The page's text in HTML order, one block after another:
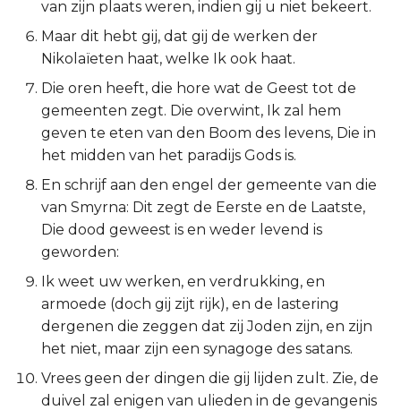
1 Kronieken
2 Kronieken
Ezra
Esther
Psalmen
Spreuken
Prediker
van zijn plaats weren, indien gij u niet bekeert.
Maar dit hebt gij, dat gij de werken der
Nikolaïeten haat, welke Ik ook haat.
Die oren heeft, die hore wat de Geest tot de
gemeenten zegt. Die overwint, Ik zal hem
geven te eten van den Boom des levens, Die in
het midden van het paradijs Gods is.
En schrijf aan den engel der gemeente van die
van Smyrna: Dit zegt de Eerste en de Laatste,
Die dood geweest is en weder levend is
geworden:
Ik weet uw werken, en verdrukking, en
armoede (doch gij zijt rijk), en de lastering
dergenen die zeggen dat zij Joden zijn, en zijn
het niet, maar zijn een synagoge des satans.
Vrees geen der dingen die gij lijden zult. Zie, de
duivel zal enigen van ulieden in de gevangenis